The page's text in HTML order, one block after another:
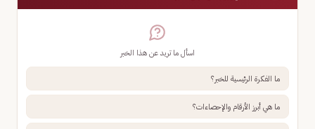
اسأل ما تريد عن هذا الخبر
ما الفكرة الرئيسية للخبر؟
ما هي أبرز الأرقام والإحصاءات؟